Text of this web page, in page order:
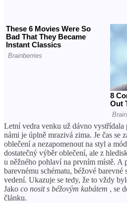
Letní vedra venku už dávno vystřídala
námi je úplně mrazivá zima. Je čas se
oblečení a nezapomenout na styl a
dostatečný výběr oblečení, ale z
u něžného pohlaví na prvním místě. A
barevnému schématu, béžové barevné
vedení. Ukazuje se tedy, že to vždy
Jako co nosit s béžovým kabátem , se
článku.